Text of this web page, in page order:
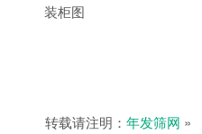
装柜图
转载请注明： 年发筛网 »